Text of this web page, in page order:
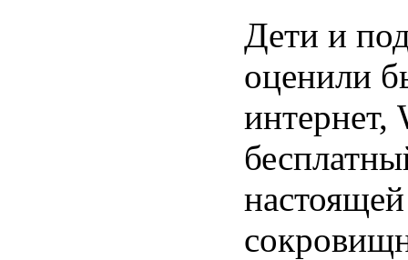
Дети и
оценили
интернет,
настоящей